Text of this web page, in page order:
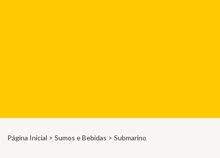
Página Inicial > Sumos e Bebidas > Submarino